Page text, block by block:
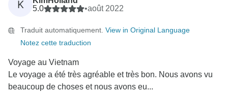
K
5.0
•août 2022
Traduit automatiquement. View in Original Language
Notez cette traduction
Voyage au Vietnam
Le voyage a été très agréable et très bon. Nous avons vu
beaucoup de choses et nous avons eu...